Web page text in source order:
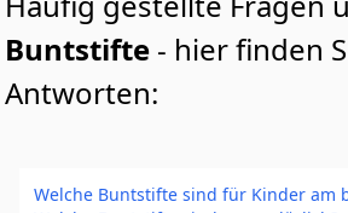
Buntstifte - hier finden
Antworten:
Welche Buntstifte sind für Kinder am